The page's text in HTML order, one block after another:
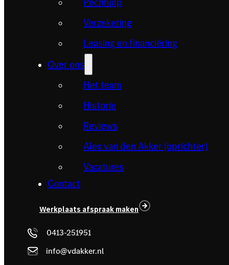
Verzekering
Leasing en financiëring
Over ons
Het team
Historie
Reviews
Alex van den Akker (oprichter)
Vacatures
Contact
Werkplaats afspraak maken
0413-251951
info@vdakker.nl